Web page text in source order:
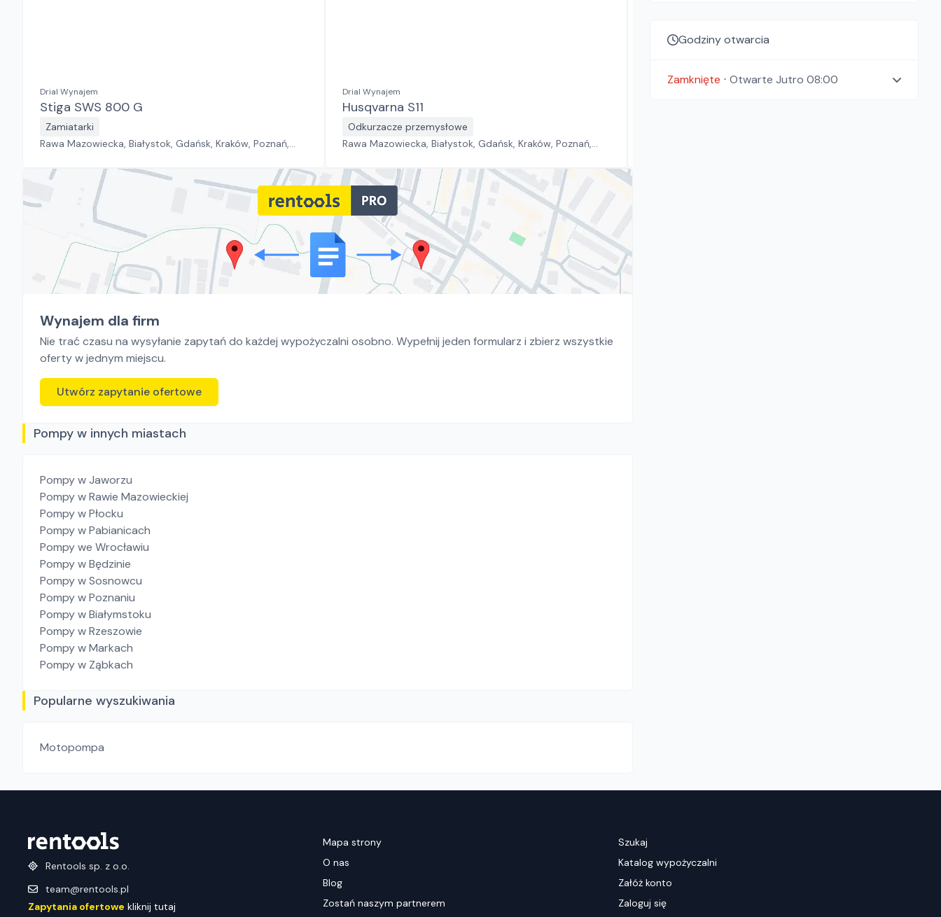
Godziny otwarcia
Zamknięte ⋅ Otwarte Jutro 08:00
Drial Wynajem
Stiga SWS 800 G
Zamiatarki
Rawa Mazowiecka, Białystok, Gdańsk, Kraków, Poznań,
Płock, Jawor, Pabianice, Suchy Las, Zielona Góra
Drial Wynajem
Husqvarna S11
Odkurzacze przemysłowe
Rawa Mazowiecka, Białystok, Gdańsk, Kraków, Poznań,
Płock, Jawor, Pabianice, Suchy Las, Zielona Góra
Wynajem dla firm
Nie trać czasu na wysyłanie zapytań do każdej wypożyczalni osobno. Wypełnij jeden formularz i zbierz wszystkie
oferty w jednym miejscu.
Utwórz zapytanie ofertowe
Pompy w innych miastach
Pompyw Jaworzu
Pompyw Rawie Mazowieckiej
Pompyw Płocku
Pompyw Pabianicach
Pompywe Wrocławiu
Pompyw Będzinie
Pompyw Sosnowcu
Pompyw Poznaniu
Pompyw Białymstoku
Pompyw Rzeszowie
Pompyw Markach
Pompyw Ząbkach
Popularne wyszukiwania
Motopompa
Rentools sp. z o.o.
team@rentools.pl
Zapytania ofertowe kliknij tutaj
Mapa strony
O nas
Blog
Zostań naszym partnerem
Szukaj
Katalog wypożyczalni
Załóż konto
Zaloguj się